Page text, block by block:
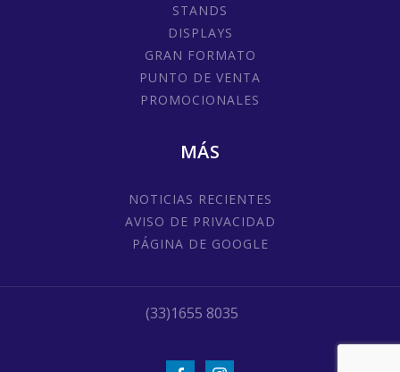
STANDS
DISPLAYS
GRAN FORMATO
PUNTO DE VENTA
PROMOCIONALES
MÁS
NOTICIAS RECIENTES
AVISO DE PRIVACIDAD
PÁGINA DE GOOGLE
(33)1655 8035